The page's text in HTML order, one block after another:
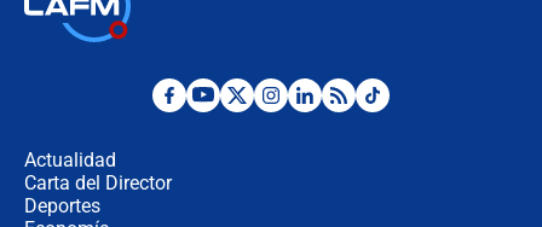
Desde dermatitis hasta infecciones:
Actualidad
Carta del Director
Deportes